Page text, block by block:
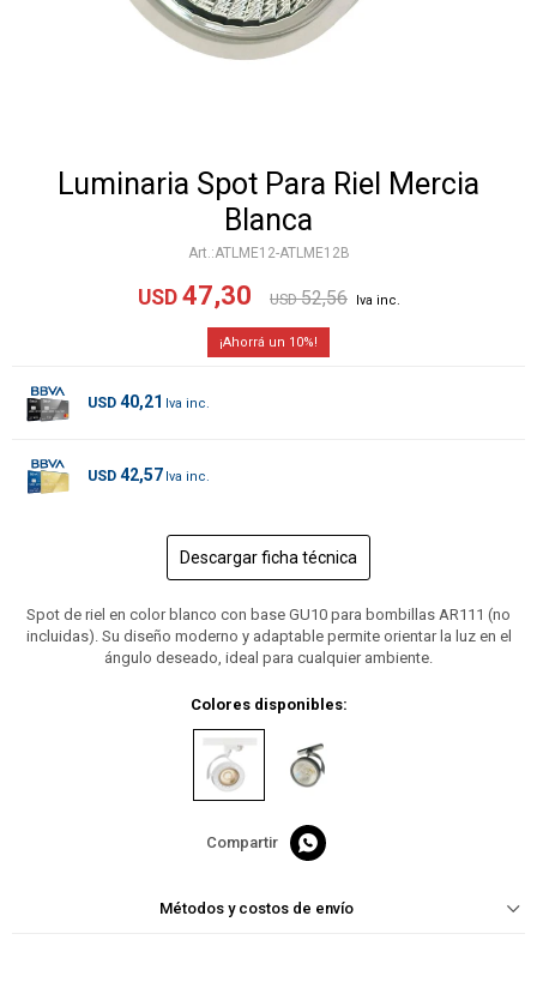
Luminaria Spot Para Riel Mercia
Blanca
ATLME12-ATLME12B
USD 47,30 USD 52,56
10
USD 40,21
USD 42,57
Descargar ficha técnica
Spot de riel en color blanco con base GU10 para bombillas AR111 (no
incluidas). Su diseño moderno y adaptable permite orientar la luz en el
ángulo deseado, ideal para cualquier ambiente.
Colores disponibles:

Métodos y costos de envío